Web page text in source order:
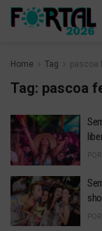
Home Tag pascoa
Tag: pascoa
POR
POR